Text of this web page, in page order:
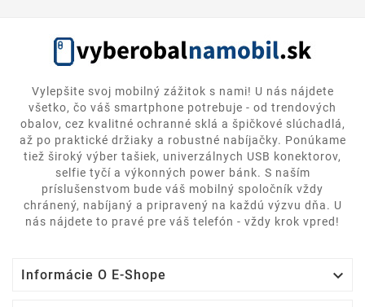
Vylepšite svoj mobilný zážitok s nami! U nás nájdete
všetko, čo váš smartphone potrebuje - od trendových
obalov, cez kvalitné ochranné sklá a špičkové slúchadlá,
až po praktické držiaky a robustné nabíjačky. Ponúkame
tiež široký výber tašiek, univerzálnych USB konektorov,
selfie tyčí a výkonných power bánk. S naším
príslušenstvom bude váš mobilný spoločník vždy
chránený, nabíjaný a pripravený na každú výzvu dňa. U
nás nájdete to pravé pre váš telefón - vždy krok vpred!
Informácie O E-Shope 